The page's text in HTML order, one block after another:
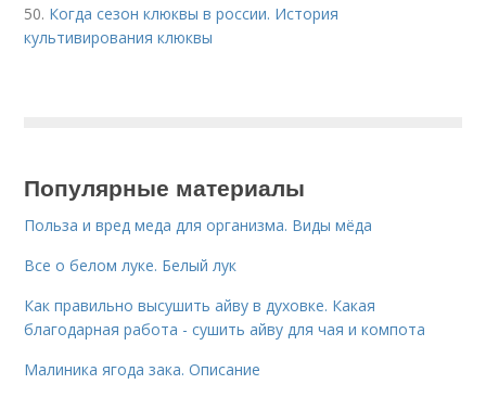
50. Когда сезон клюквы в россии. История
культивирования клюквы
Популярные материалы
Польза и вред меда для организма. Виды мёда
Все о белом луке. Белый лук
Как правильно высушить айву в духовке. Какая
благодарная работа - сушить айву для чая и компота
Малиника ягода зака. Описание